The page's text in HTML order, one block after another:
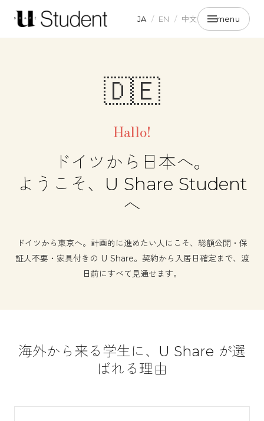
JA / EN / 中文 menu
🇩🇪
Hallo!
ドイツから日本へ。
ようこそ、U Share Student
へ
ドイツから東京へ。計画的に進めたい人にこそ、総額公開・保
証人不要・家具付きの U Share。契約から入居日確定まで、渡
日前にすべて見通せます。
海外から来る学生に、U Share が選
ばれる理由